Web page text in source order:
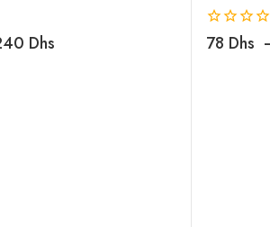
Dhs
0
78 Dhs